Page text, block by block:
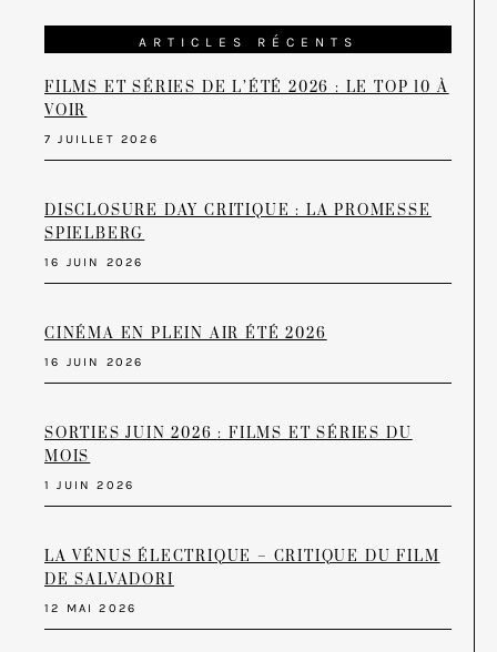
ARTICLES RÉCENTS
FILMS ET SÉRIES DE L’ÉTÉ 2026 : LE TOP 10 À
VOIR
7 JUILLET 2026
DISCLOSURE DAY CRITIQUE : LA PROMESSE
SPIELBERG
16 JUIN 2026
CINÉMA EN PLEIN AIR ÉTÉ 2026
16 JUIN 2026
SORTIES JUIN 2026 : FILMS ET SÉRIES DU
MOIS
1 JUIN 2026
LA VÉNUS ÉLECTRIQUE – CRITIQUE DU FILM
DE SALVADORI
12 MAI 2026